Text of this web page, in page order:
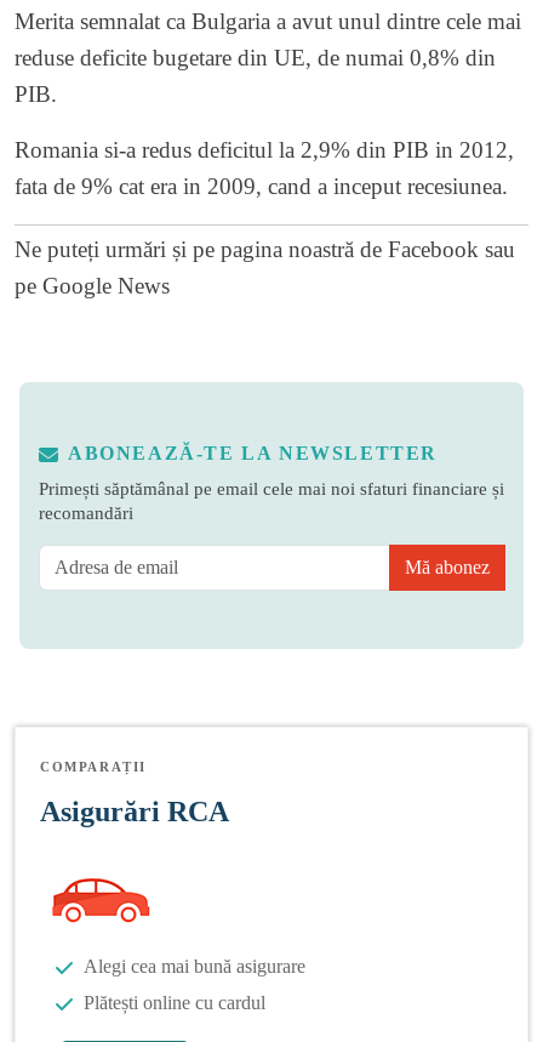
Merita semnalat ca Bulgaria a avut unul dintre cele mai
reduse deficite bugetare din UE, de numai 0,8% din
PIB.
Romania si-a redus deficitul la 2,9% din PIB in 2012,
fata de 9% cat era in 2009, cand a inceput recesiunea.
Ne puteți urmări și pe pagina noastră de Facebook sau
pe Google News
ABONEAZĂ-TE LA NEWSLETTER
Primești săptămânal pe email cele mai noi sfaturi financiare și
recomandări
Mă abonez
COMPARAȚII
Asigurări RCA
Alegi cea mai bună asigurare
Plătești online cu cardul